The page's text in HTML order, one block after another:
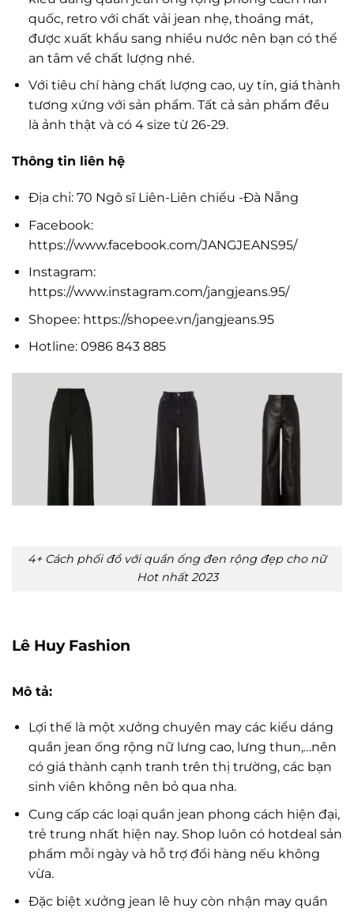
quốc, retro với chất vải jean nhẹ, thoáng mát,
được xuất khẩu sang nhiều nước nên bạn có thể
an tâm về chất lượng nhé.
Với tiêu chí hàng chất lượng cao, uy tín, giá thành
tương xứng với sản phẩm. Tất cả sản phẩm đều
là ảnh thật và có 4 size từ 26-29.
Thông tin liên hệ
Địa chỉ: 70 Ngô sĩ Liên-Liên chiểu -Đà Nẵng
Facebook:
https://www.facebook.com/JANGJEANS95/
Instagram:
https://www.instagram.com/jangjeans.95/
Shopee: https://shopee.vn/jangjeans.95
Hotline: 0986 843 885
4+ Cách phối đồ với quần ống đen rộng đẹp cho nữ
Hot nhất 2023
Lê Huy Fashion
Mô tả:
Lợi thế là một xưởng chuyên may các kiểu dáng
quần jean ống rộng nữ lưng cao, lưng thun,…nên
có giá thành cạnh tranh trên thị trường, các bạn
sinh viên không nên bỏ qua nha.
Cung cấp các loại quần jean phong cách hiện đại,
trẻ trung nhất hiện nay. Shop luôn có hotdeal sản
phẩm mỗi ngày và hỗ trợ đổi hàng nếu không
vừa.
Đặc biệt xưởng jean lê huy còn nhận may quần